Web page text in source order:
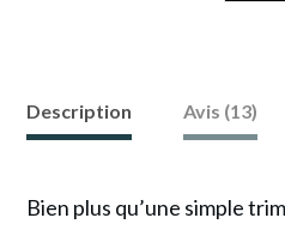
Calao
:
Energisant
Description Avis (13)
Bien plus qu’une simple